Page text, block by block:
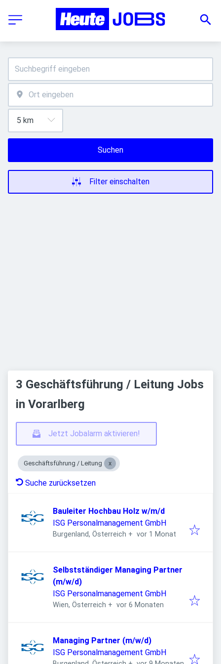
Suchen
Filter einschalten
3 Geschäftsführung / Leitung Jobs
in Vorarlberg
Jetzt Jobalarm aktivieren!
Geschäftsführung / Leitung
Suche zurücksetzen
Bauleiter Hochbau Holz w/m/d
ISG Personalmanagement GmbH
Burgenland, Österreich + Veröffentlicht
vor 1 Monat
Selbstständiger Managing Partner
(m/w/d)
ISG Personalmanagement GmbH
Wien, Österreich + Veröffentlicht:
vor 6 Monaten
Managing Partner (m/w/d)
ISG Personalmanagement GmbH